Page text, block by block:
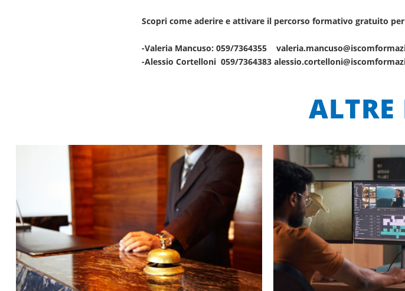
Scopri come aderire e attivare il percorso formativo gratuito
-Valeria Mancuso: 059/7364355
-Alessio Cortelloni 059/7364383
ALTRE